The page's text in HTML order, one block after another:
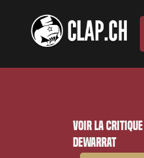
Voir la critique
Dewarrat